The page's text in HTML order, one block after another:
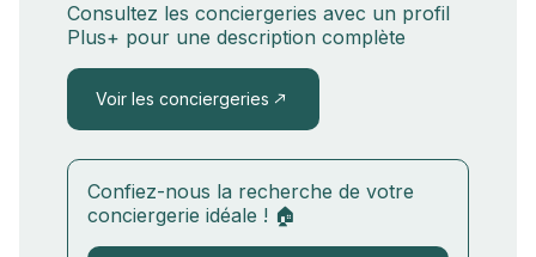
Consultez les conciergeries avec un profil
Plus+ pour une description complète
Voir les conciergeries
Confiez-nous la recherche de votre
conciergerie idéale ! 🏠